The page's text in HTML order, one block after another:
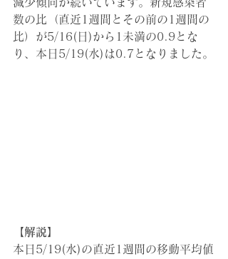
減少傾向が続いています。新規感染者
数の比（直近1週間とその前の1週間の
比）が5/16(日)から1未満の0.9とな
り、本日5/19(水)は0.7となりました。
【解説】
本日5/19(水)の直近1週間の移動平均値